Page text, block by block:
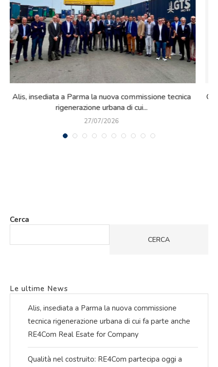
Qualità nel costruito: RE4Com partecipa oggi a Roma al
workshop organizzato da...
08/07/2026
Cerca
CERCA
Le ultime News
Alis, insediata a Parma la nuova commissione
tecnica rigenerazione urbana di cui fa parte anche
RE4Com Real Esate for Company
Qualità nel costruito: RE4Com partecipa oggi a